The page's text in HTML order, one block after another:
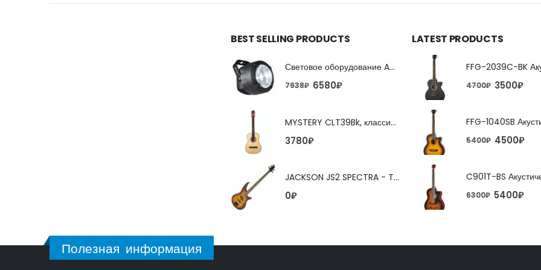
BEST SELLING PRODUCTS
Световое оборудование ADJ FX Beam
7938₽ 6580₽
MYSTERY CLT39Bk, классическая гитара
3780₽
JACKSON JS2 SPECTRA - TOBACCO BURST 4-струнная бас-гитара
0₽
LATEST PRODUCTS
4700₽ 3500₽
5400₽ 4500₽
6300₽ 5400₽
Полезная информация